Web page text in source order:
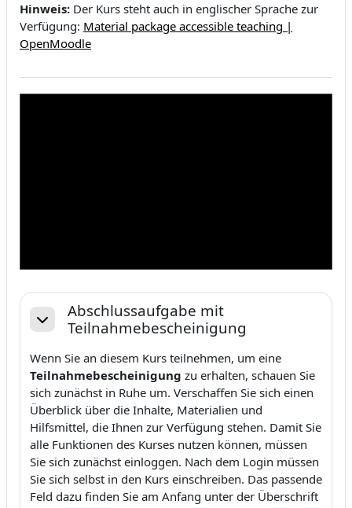
Hinweis: Der Kurs steht auch in englischer Sprache zur
Verfügung: Material package accessible teaching |
OpenMoodle
Einklappen
Abschlussaufgabe mit
Teilnahmebescheinigung
Wenn Sie an diesem Kurs teilnehmen, um eine
Teilnahmebescheinigung zu erhalten, schauen Sie
sich zunächst in Ruhe um. Verschaffen Sie sich einen
Überblick über die Inhalte, Materialien und
Hilfsmittel, die Ihnen zur Verfügung stehen. Damit Sie
alle Funktionen des Kurses nutzen können, müssen
Sie sich zunächst einloggen. Nach dem Login müssen
Sie sich selbst in den Kurs einschreiben. Das passende
Feld dazu finden Sie am Anfang unter der Überschrift